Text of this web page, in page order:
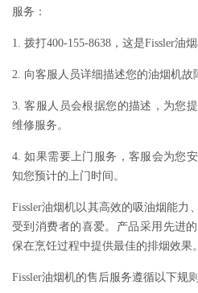
服务：
1. 拨打400-155-8638，这是Fissler油
2. 向客服人员详细描述您的油烟机故
3. 客服人员会根据您的描述，为您
维修服务。
4. 如果需要上门服务，客服会为您
知您预计的上门时间。
Fissler油烟机以其高效的吸油烟能力
受到消费者的喜爱。产品采用先进
保在烹饪过程中提供最佳的排烟效果。
Fissler油烟机的售后服务遵循以下规则